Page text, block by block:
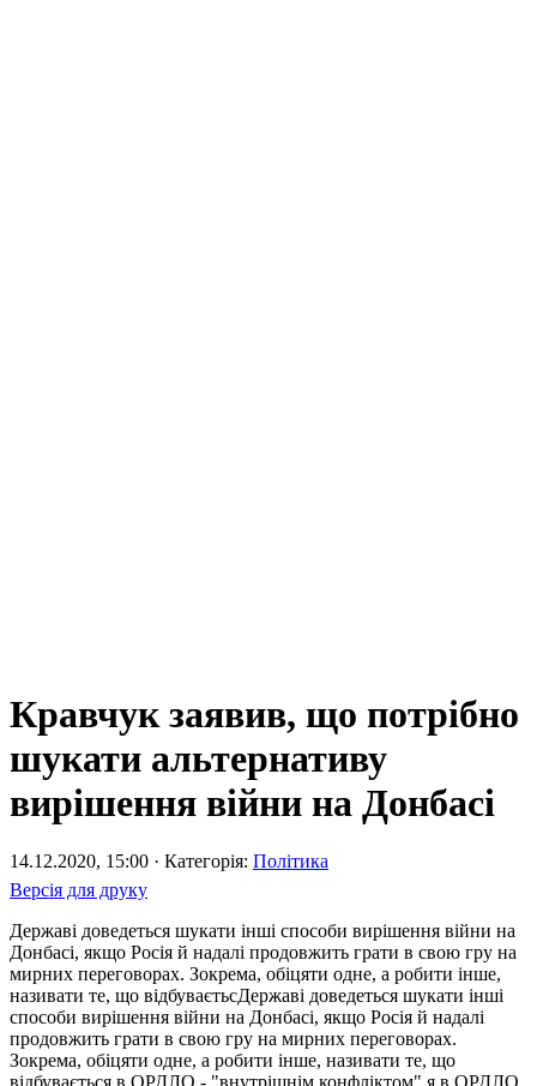
Кравчук заявив, що потрібно
шукати альтернативу
вирішення війни на Донбасі
14.12.2020, 15:00 · Категорія: Політика
Версія для друку
Державі доведеться шукати інші способи вирішення війни на
Донбасі, якщо Росія й надалі продовжить грати в свою гру на
мирних переговорах. Зокрема, обіцяти одне, а робити інше,
називати те, що відбуваєтьсДержаві доведеться шукати інші
способи вирішення війни на Донбасі, якщо Росія й надалі
продовжить грати в свою гру на мирних переговорах.
Зокрема, обіцяти одне, а робити інше, називати те, що
відбувається в ОРДЛО - "внутрішнім конфліктом".я в ОРДЛО